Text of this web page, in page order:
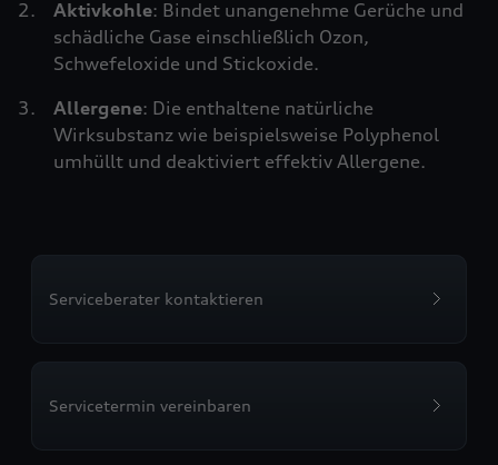
Aktivkohle: Bindet unangenehme Gerüche und
schädliche Gase einschließlich Ozon,
Schwefeloxide und Stickoxide.
Allergene: Die enthaltene natürliche
Wirksubstanz wie beispielsweise Polyphenol
umhüllt und deaktiviert effektiv Allergene.
Serviceberater kontaktieren
Servicetermin vereinbaren